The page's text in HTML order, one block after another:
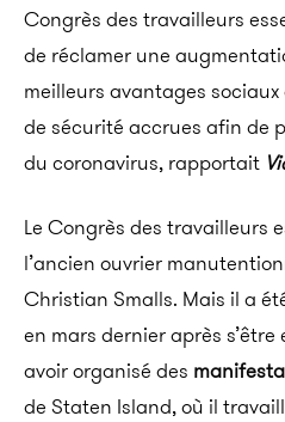
Congrès des travailleurs
de réclamer une
meilleurs avantages
de sécurité accrues afin de
du coronavirus, rapportait
Le Congrès des travailleurs
l’ancien ouvrier
Christian Smalls. Mais il a
en mars dernier après
avoir organisé des
de Staten Island, où il